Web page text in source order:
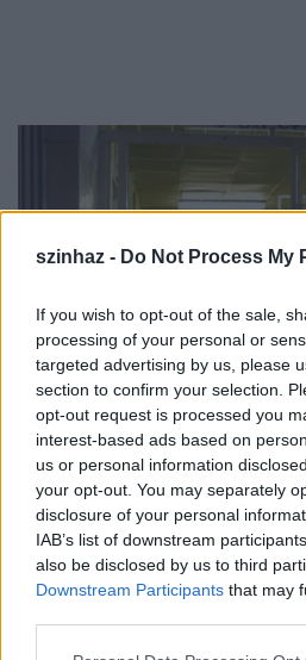
szinhaz - Do Not Process My
If you wish to opt-out of the sale,
processing of your personal or
targeted advertising by us, please
section to confirm your selection.
opt-out request is processed you
interest-based ads based on
us or personal information
your opt-out. You may separately
disclosure of your personal
IAB’s list of downstream
also be disclosed by us to third
Downstream Participants that may
Fotó: fn.hir24.hu
Az UtcaSzak új előadásának
helyzetű, kriminalizálódó, a